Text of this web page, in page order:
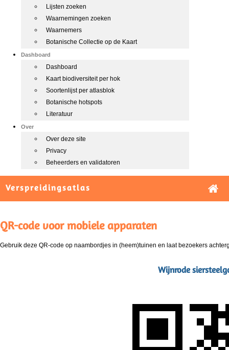
Lijsten zoeken
Waarnemingen zoeken
Waarnemers
Botanische Collectie op de Kaart
Dashboard
Dashboard
Kaart biodiversiteit per hok
Soortenlijst per atlasblok
Botanische hotspots
Literatuur
Over
Over deze site
Privacy
Beheerders en validatoren
Verspreidingsatlas
QR-code voor mobiele apparaten
Gebruik deze QR-code op naambordjes in (heem)tuinen en laat bezoekers
Wijnrode